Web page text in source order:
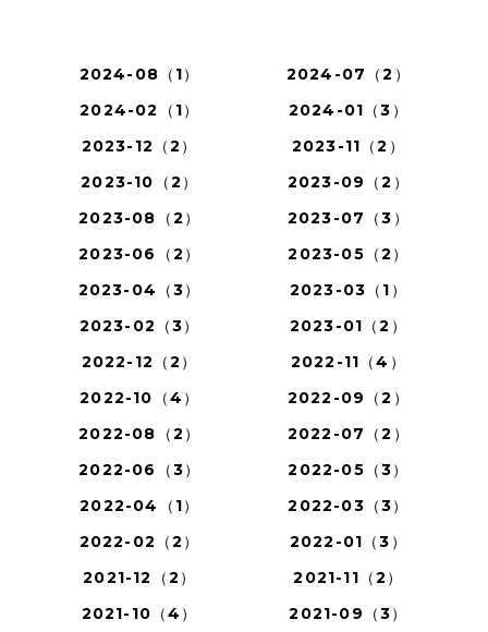
2024-08（1）
2024-07（2）
2024-02（1）
2024-01（3）
2023-12（2）
2023-11（2）
2023-10（2）
2023-09（2）
2023-08（2）
2023-07（3）
2023-06（2）
2023-05（2）
2023-04（3）
2023-03（1）
2023-02（3）
2023-01（2）
2022-12（2）
2022-11（4）
2022-10（4）
2022-09（2）
2022-08（2）
2022-07（2）
2022-06（3）
2022-05（3）
2022-04（1）
2022-03（3）
2022-02（2）
2022-01（3）
2021-12（2）
2021-11（2）
2021-10（4）
2021-09（3）